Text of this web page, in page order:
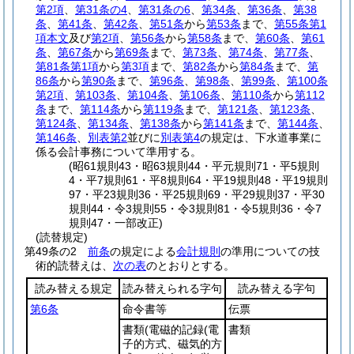
第2項
第31条の4 第31条の6 第34条 第36条
第38
条
第41条 第42条 第51条から第53条 まで、 第55条第1
項本文及び第2項 第56条から第58条 まで、 第60条
第61
条
第67条から第69条 まで、 第73条 第74条 第77条
第81条第1項から第3項まで、 第82条から第84条 まで、 第
86条から第90条 まで、 第96条 第98条 第99条
第100条
第2項
第103条 第104条 第106条 第110条から第112
条 まで、 第114条から第119条 まで、 第121条 第123条
第124条
第134条 第138条から第141条 まで、 第144条
第146条
別表第2並びに別表第4の規定は、下水道事業に
係る会計事務について準用する。
(昭61規則43・昭63規則44・平元規則71・平5規則
4・平7規則61・平8規則64・平19規則48・平19規則
97・平23規則36・平25規則69・平29規則37・平30
規則44・令3規則55・令3規則81・令5規則36・令7
規則47・一部改正)
(読替規定)
第49条の2
前条の規定による会計規則 の準用についての技
術的読替えは、 次の表のとおりとする。
読み替える規定
読み替えられる字句
読み替える字句
第6条
命令書等
伝票
書類(電磁的記録(電
子的方式、磁気的方
書類